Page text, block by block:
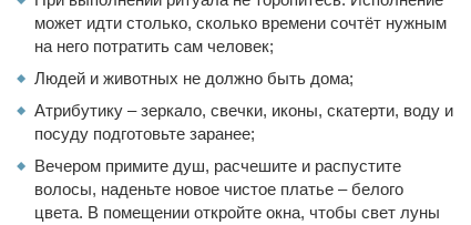
может идти столько, сколько времени сочтёт нужным
на него потратить сам человек;
Людей и животных не должно быть дома;
Атрибутику – зеркало, свечки, иконы, скатерти, воду и
посуду подготовьте заранее;
Вечером примите душ, расчешите и распустите
волосы, наденьте новое чистое платье – белого
цвета. В помещении откройте окна, чтобы свет луны